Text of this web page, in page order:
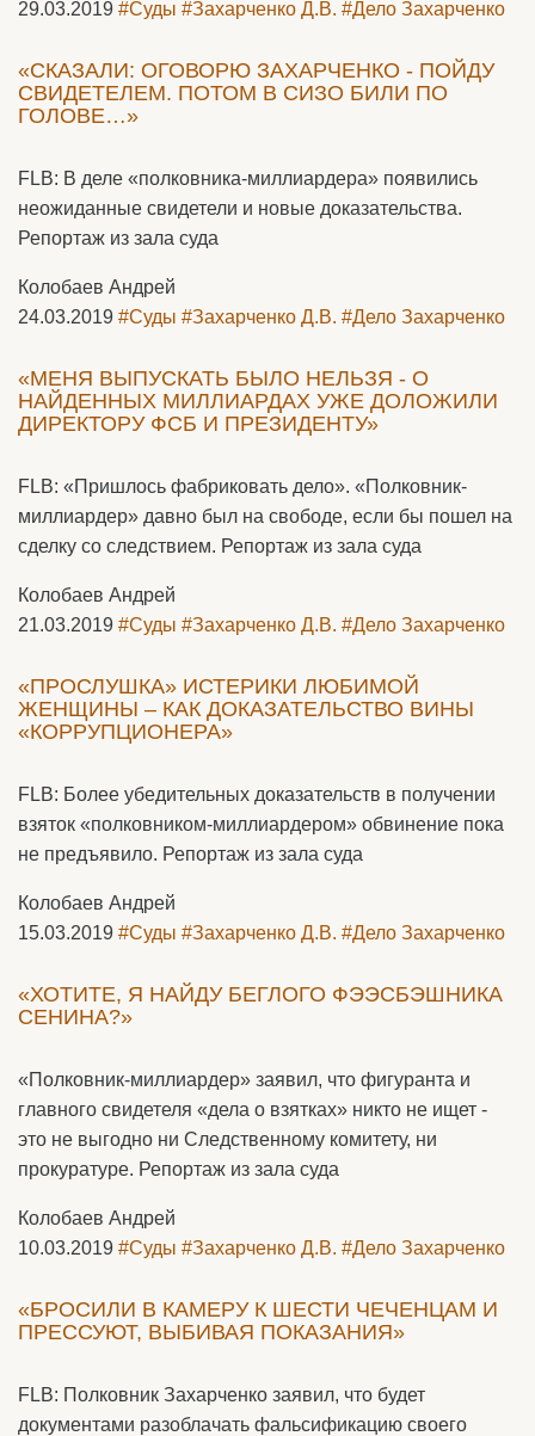
29.03.2019 #Суды #Захарченко Д.В. #Дело Захарченко
«СКАЗАЛИ: ОГОВОРЮ ЗАХАРЧЕНКО - ПОЙДУ
СВИДЕТЕЛЕМ. ПОТОМ В СИЗО БИЛИ ПО
ГОЛОВЕ…»
FLB: В деле «полковника-миллиардера» появились
неожиданные свидетели и новые доказательства.
Репортаж из зала суда
Колобаев Андрей
24.03.2019 #Суды #Захарченко Д.В. #Дело Захарченко
«МЕНЯ ВЫПУСКАТЬ БЫЛО НЕЛЬЗЯ - О
НАЙДЕННЫХ МИЛЛИАРДАХ УЖЕ ДОЛОЖИЛИ
ДИРЕКТОРУ ФСБ И ПРЕЗИДЕНТУ»
FLB: «Пришлось фабриковать дело». «Полковник-
миллиардер» давно был на свободе, если бы пошел на
сделку со следствием. Репортаж из зала суда
Колобаев Андрей
21.03.2019 #Суды #Захарченко Д.В. #Дело Захарченко
«ПРОСЛУШКА» ИСТЕРИКИ ЛЮБИМОЙ
ЖЕНЩИНЫ – КАК ДОКАЗАТЕЛЬСТВО ВИНЫ
«КОРРУПЦИОНЕРА»
FLB: Более убедительных доказательств в получении
взяток «полковником-миллиардером» обвинение пока
не предъявило. Репортаж из зала суда
Колобаев Андрей
15.03.2019 #Суды #Захарченко Д.В. #Дело Захарченко
«ХОТИТЕ, Я НАЙДУ БЕГЛОГО ФЭЭСБЭШНИКА
СЕНИНА?»
«Полковник-миллиардер» заявил, что фигуранта и
главного свидетеля «дела о взятках» никто не ищет -
это не выгодно ни Следственному комитету, ни
прокуратуре. Репортаж из зала суда
Колобаев Андрей
10.03.2019 #Суды #Захарченко Д.В. #Дело Захарченко
«БРОСИЛИ В КАМЕРУ К ШЕСТИ ЧЕЧЕНЦАМ И
ПРЕССУЮТ, ВЫБИВАЯ ПОКАЗАНИЯ»
FLB: Полковник Захарченко заявил, что будет
документами разоблачать фальсификацию своего